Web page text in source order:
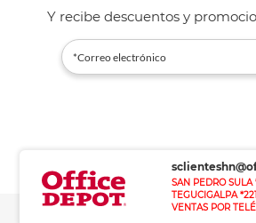
Y recibe descuentos y
SAN PEDRO
TEGUCIGALPA
VENTAS POR